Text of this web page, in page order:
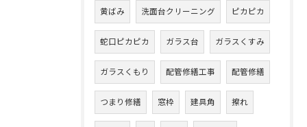
黄ばみ 洗面台クリーニング ピカピカ
蛇口ピカピカ ガラス台 ガラスくすみ
ガラスくもり 配管修繕工事 配管修繕
つまり修繕 窓枠 建具角 擦れ